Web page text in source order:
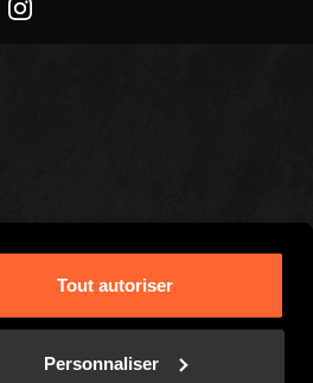
Tout autoriser
Personnaliser